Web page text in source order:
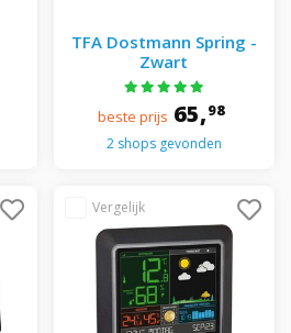
TFA Dostmann Spring -
Zwart
beste prijs 65,98
2 shops gevonden